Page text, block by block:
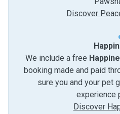
Discover
We include a free
booking made and paid
sure you and your pet
experience
Discover